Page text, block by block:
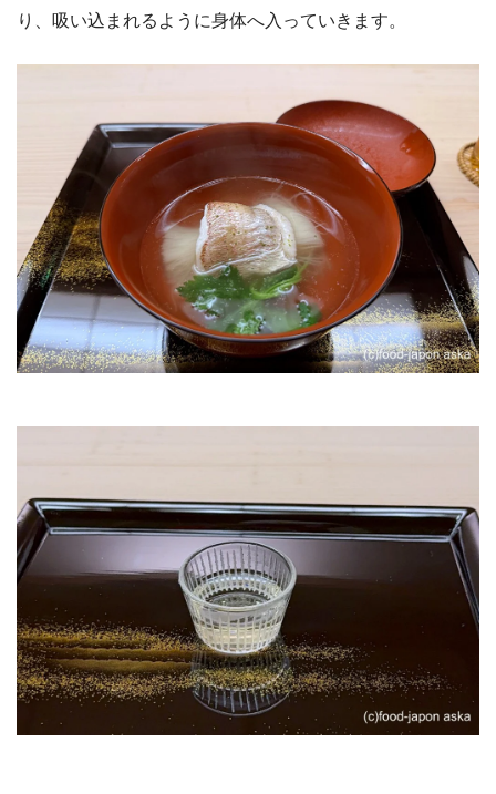
り、吸い込まれるように身体へ入っていきます。